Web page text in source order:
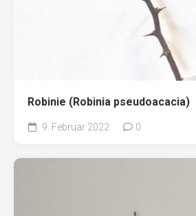
Robinie (Robinia pseudoacacia)
9. Februar 2022 0